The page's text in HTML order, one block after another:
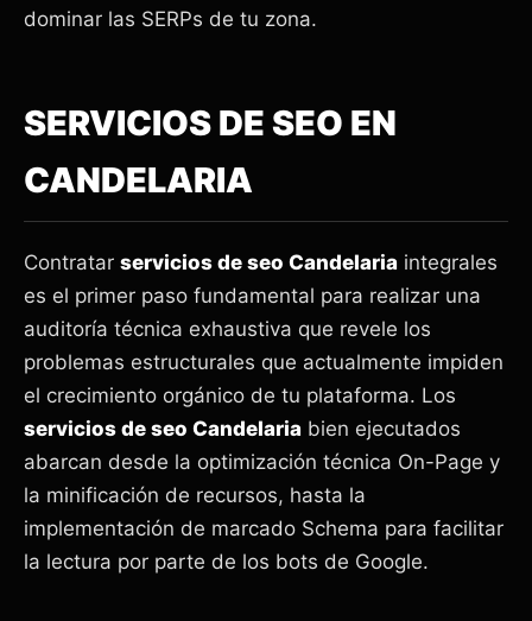
dominar las SERPs de tu zona.
SERVICIOS DE SEO EN
CANDELARIA
Contratar servicios de seo Candelaria integrales
es el primer paso fundamental para realizar una
auditoría técnica exhaustiva que revele los
problemas estructurales que actualmente impiden
el crecimiento orgánico de tu plataforma. Los
servicios de seo Candelaria bien ejecutados
abarcan desde la optimización técnica On-Page y
la minificación de recursos, hasta la
implementación de marcado Schema para facilitar
la lectura por parte de los bots de Google.